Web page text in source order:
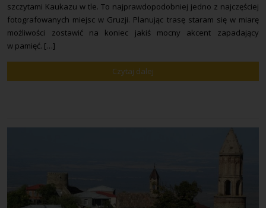
szczytami Kaukazu w tle. To najprawdopodobniej jedno z najczęściej
fotografowanych miejsc w Gruzji. Planując trasę staram się w miarę
możliwości zostawić na koniec jakiś mocny akcent zapadający
w pamięć. […]
Czytaj dalej